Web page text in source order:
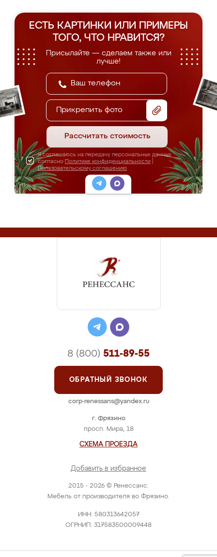
ЕСТЬ КАРТИНКИ ИЛИ ПРИМЕРЫ
ТОГО, ЧТО НРАВИТСЯ?
Присылайте — сделаем также или
лучше!
Прикрепить фото
Рассчитать стоимость
Я соглашаюсь на передачу персональных данных
согласно Политике конфиденциальности
Пользовательскому соглашению
2015 - 2026 © Ренессанс.
Мебель от производителя во Фрязино.
ИНН: 580313642057
ОГРНИП: 317583500009448
г. Фрязино
просп. Мира, 18
СХЕМА ПРОЕЗДА
Добавить в избранное
8 (800) 511-89-55
ОБРАТНЫЙ ЗВОНОК
corp-renessans@yandex.ru